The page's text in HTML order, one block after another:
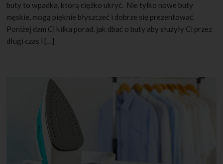
buty to wpadka, którą ciężko ukryć. Nie tylko nowe buty
męskie, mogą pięknie błyszczeć i dobrze się prezentować.
Poniżej dam Ci kilka porad, jak dbać o buty aby służyły Ci przez
długi czas i […]